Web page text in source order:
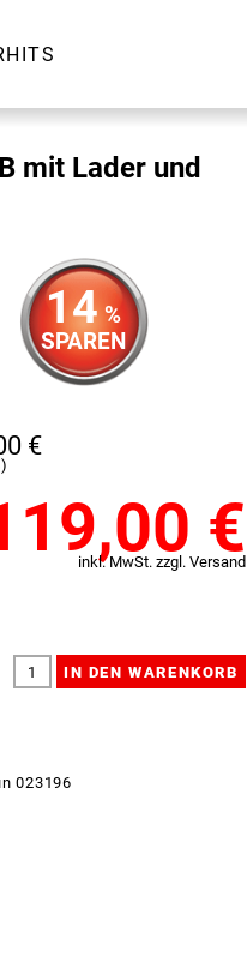
mit Lader und
14 %
SPAREN
€
€
inkl. MwSt. zzgl. Versand
023196